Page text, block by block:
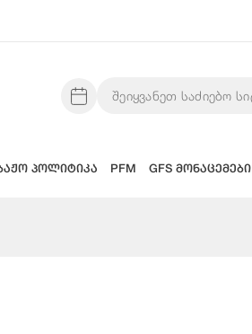
პოლიტიკა PFM GFS მონაცემები